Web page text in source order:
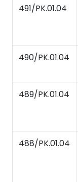
491/PK.01.04
490/PK.01.04
489/PK.01.04
488/PK.01.04